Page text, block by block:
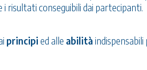
i risultati conseguibili dai partecipanti.
principi ed alle abilità indispensabili